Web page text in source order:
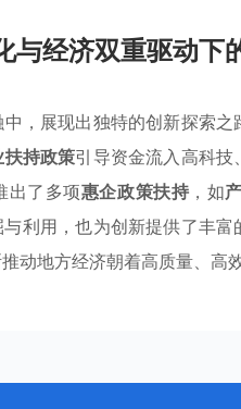
与经济双重驱动下
，展现出独特的创新探索
扶持政策引导资金流入高科
出了多项惠企政策扶持 ，如
利用，也为创新提供了丰
动地方经济朝着高质量、高